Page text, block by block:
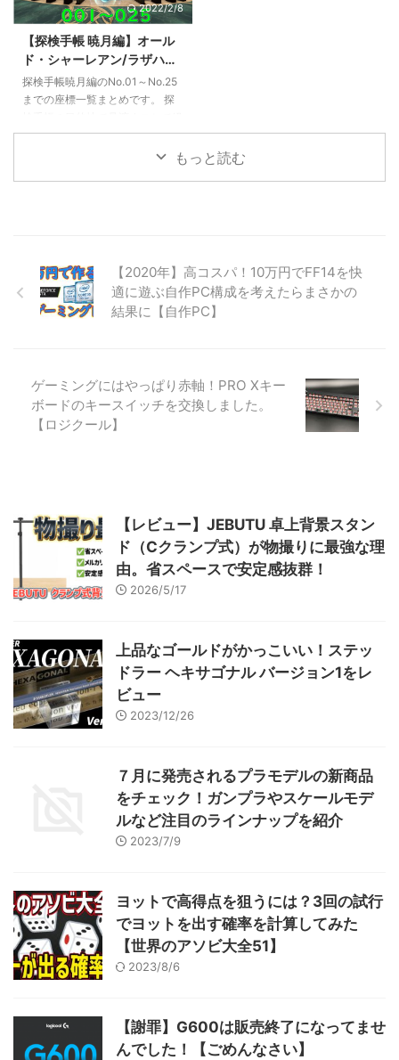
テライト：テルティウム駅 027
ユートゥルナG水上リグ 座標：
X:29.6 Y:34.1 Z0.9最寄りエーテ
ライト：キャンプ・ブロークング
ラス フライングマウントの解放
が必要。 028 脱線した列車 座
庫も含め市場に出 ...
2022/2/8
【探検手帳 暁月編】オール
ド・シャーレアン/ラザハン/
ラヴィリンソス/サベネア島
001～025 座標一覧
探検手帳暁月編のNo.01～No.25
までの座標一覧まとめです。 探
験値を獲得できます。量は少ない
ですがレベリングに活用しましょ
001 ルヴェユール邸 座標：
X:15.6 Y:8.0最寄り都市エーテラ
イト：ルヴェユール邸前 ルヴェ
もっと読む
【2020年】高コスパ！10万円でFF14を快
適に遊ぶ自作PC構成を考えたらまさかの
結果に【自作PC】
ゲーミングにはやっぱり赤軸！PRO Xキー
ボードのキースイッチを交換しました。
【ロジクール】
【レビュー】JEBUTU 卓上背景スタン
ド（Cクランプ式）が物撮りに最強な理
由。省スペースで安定感抜群！
2026/5/17
上品なゴールドがかっこいい！ステッ
ドラー ヘキサゴナル バージョン1をレ
ビュー
2023/12/26
７月に発売されるプラモデルの新商品
をチェック！ガンプラやスケールモデ
ルなど注目のラインナップを紹介
2023/7/9
ヨットで高得点を狙うには？3回の試行
でヨットを出す確率を計算してみた
【世界のアソビ大全51】
2023/8/6
【謝罪】G600は販売終了になってませ
んでした！【ごめんなさい】